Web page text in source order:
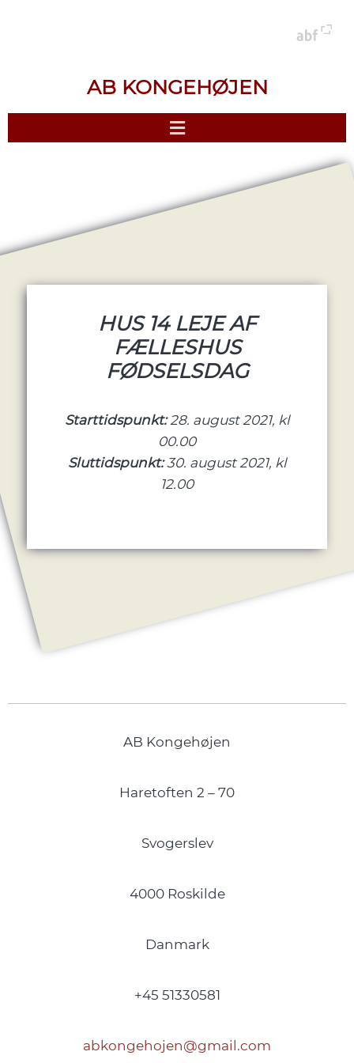
AB KONGEHØJEN
HUS 14 LEJE AF
FÆLLESHUS
FØDSELSDAG
Starttidspunkt:28. august 2021, kl
00.00
Sluttidspunkt:30. august 2021, kl
12.00
AB Kongehøjen
Haretoften 2 – 70
Svogerslev
4000 Roskilde
Danmark
+45 51330581
abkongehojen@gmail.com